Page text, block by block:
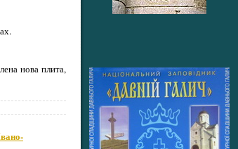
​​нова плита,